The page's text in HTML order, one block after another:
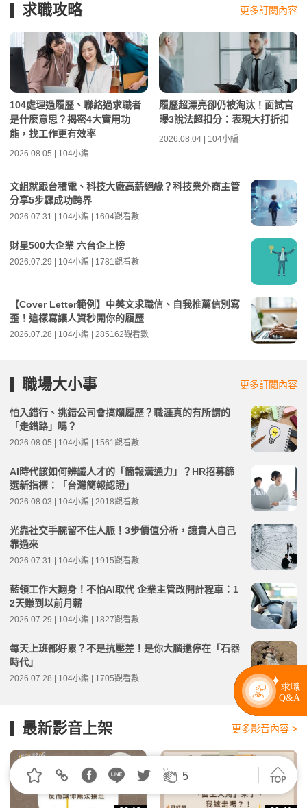
5
求職攻略 更多訂閱內容
104處理過履歷、聯絡過求職者
是什麼意思？揭密4大實用功
能，找工作更有效率
2026.08.05 | 104小編
履歷超漂亮卻仍被淘汰！面試官
曝3說法超扣分：表現大打折扣
2026.08.04 | 104小編
文組就跟台積電、科技大廠高薪絕緣？科技業外商主管
分享5步驟成功跨界
2026.07.31 | 104小編 | 1604觀看數
財星500大企業 六台企上榜
2026.07.29 | 104小編 | 1781觀看數
【Cover Letter範例】中英文求職信、自我推薦信別寫
歪！這樣寫讓人資秒開你的履歷
2026.07.28 | 104小編 | 285162觀看數
職場大小事 更多訂閱內容
怕入錯行、挑錯公司會搞爛履歷？職涯真的有所謂的
「走錯路」嗎？
2026.08.05 | 104小編 | 1561觀看數
AI時代該如何辨識人才的「簡報溝通力」？HR招募篩
選新指標：「台灣簡報認證」
2026.08.03 | 104小編 | 2018觀看數
光靠社交手腕留不住人脈！3步價值分析，讓貴人自己
靠過來
2026.07.31 | 104小編 | 1915觀看數
藍領工作大翻身！不怕AI取代 企業主管改開計程車：1
2天賺到以前月薪
2026.07.29 | 104小編 | 1827觀看數
每天上班都好累？不是抗壓差！是你大腦還停在「石器
時代」
2026.07.28 | 104小編 | 1705觀看數
最新影音上架 更多影音內容 >